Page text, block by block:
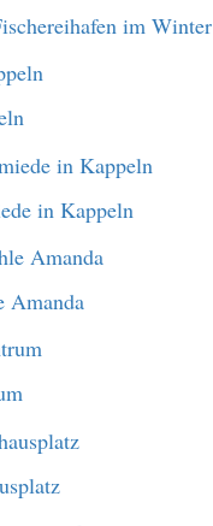
im Winter
in Kappeln
Amanda